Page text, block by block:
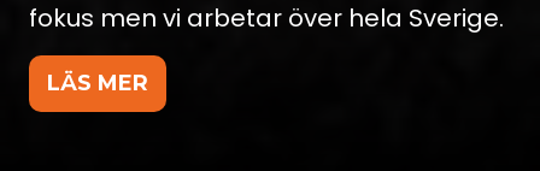
fokus men vi arbetar över hela Sverige.
LÄS MER